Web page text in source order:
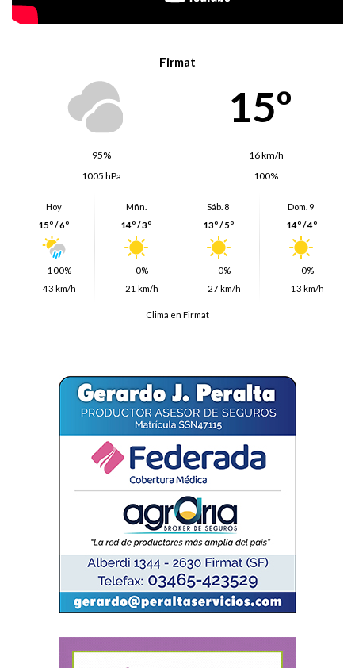
Firmat
15º
95%
16 km/h
1005 hPa
100%
Hoy
15º / 6º
100%
43 km/h
Mñn.
14º / 3º
0%
21 km/h
Sáb. 8
13º / 5º
0%
27 km/h
Dom. 9
14º / 4º
0%
13 km/h
Clima en Firmat